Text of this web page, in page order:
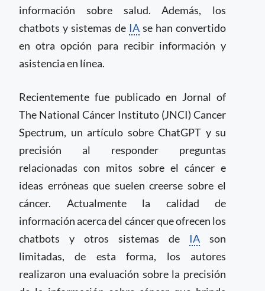
información sobre salud. Además, los
chatbots y sistemas de IA se han convertido
en otra opción para recibir información y
asistencia en línea.
Recientemente fue publicado en Jornal of
The National Cáncer Instituto (JNCI) Cancer
Spectrum, un artículo sobre ChatGPT y su
precisión al responder preguntas
relacionadas con mitos sobre el cáncer e
ideas erróneas que suelen creerse sobre el
cáncer. Actualmente la calidad de
información acerca del cáncer que ofrecen los
chatbots y otros sistemas de IA son
limitadas, de esta forma, los autores
realizaron una evaluación sobre la precisión